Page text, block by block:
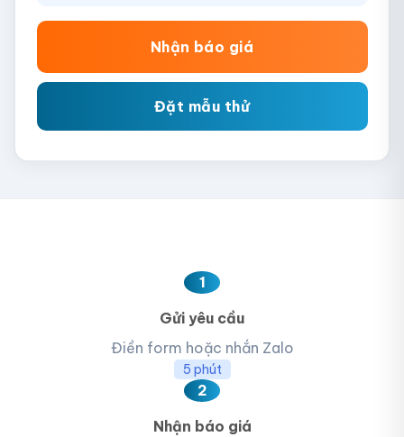
Nhận báo giá
Đặt mẫu thử
1
Gửi yêu cầu
Điền form hoặc nhắn Zalo
5 phút
2
Nhận báo giá